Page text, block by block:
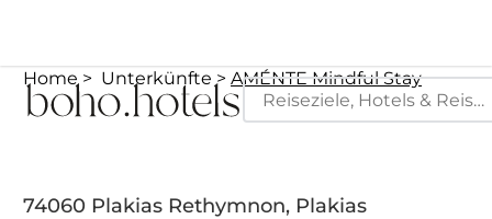
Home Unterkünfte AMÉNTE Mindful Stay
74060 Plakias Rethymnon, Plakias